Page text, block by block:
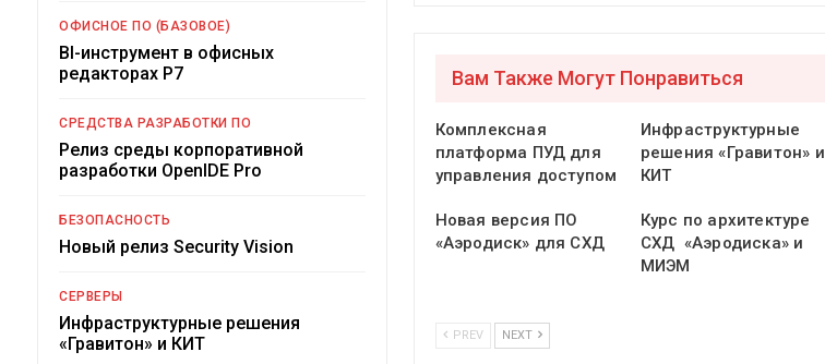
Вам Также Могут Понравиться
Комплексная
платформа ПУД для
управления доступом
Инфраструктурные
решения «Гравитон» и
КИТ
Новая версия ПО
«Аэродиск» для СХД
Курс по архитектуре
СХД «Аэродиска» и
МИЭМ
PREV NEXT
ОФИСНОЕ ПО (БАЗОВОЕ)
BI-инструмент в офисных
редакторах Р7
СРЕДСТВА РАЗРАБОТКИ ПО
Релиз среды корпоративной
разработки OpenIDE Pro
БЕЗОПАСНОСТЬ
Новый релиз Security Vision
СЕРВЕРЫ
Инфраструктурные решения
«Гравитон» и КИТ